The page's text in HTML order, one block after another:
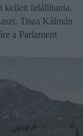
kellett felállítania,
Tisza Kálmán
a Parlament